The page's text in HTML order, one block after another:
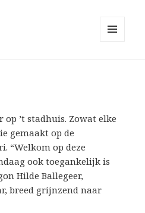
op ’t stadhuis. Zowat elke
gemaakt op de
“Welkom op deze
ook toegankelijk is
Hilde Ballegeer,
breed grijnzend naar